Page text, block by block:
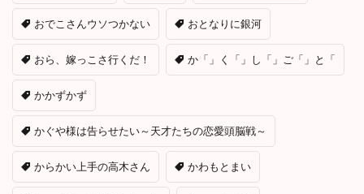
おでこさんウソつかない おとなりに銀河
おら、嫁っこさ行くだ！ か「」く「」し「」ご「」と「
かかずかず
かぐや様は告らせたい～天才たちの恋愛頭脳戦～
からかい上手の高木さん かわもとまい